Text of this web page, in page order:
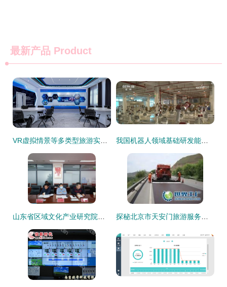
最新产品 Product
VR虚拟情景等多类型旅游实训室优质厂家推荐,助力旅游教育数字化升级 我国机器人领域基础研发能力提升 创新产品在多领域加速落地
山东省区域文化产业研究院专家调研潍坊版权产业发展与景区管理创新 探秘北京市天安门旅游服务集团存仓处 世界工厂网视角下的游览景区管理新篇章